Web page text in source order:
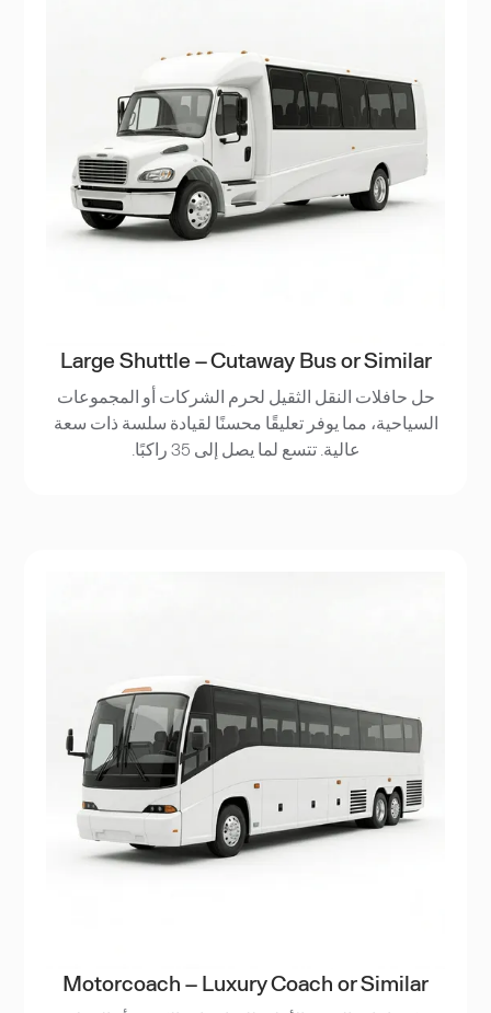
Large Shuttle – Cutaway Bus or Similar
حل حافلات النقل الثقيل لحرم الشركات أو المجموعات
السياحية، مما يوفر تعليقًا محسنًا لقيادة سلسة ذات سعة
عالية. تتسع لما يصل إلى 35 راكبًا.
Motorcoach – Luxury Coach or Similar